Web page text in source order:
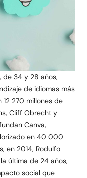
de 34 y 28 años,
de idiomas más
270 millones de
Cliff Obrecht y
Canva,
en 40 000
en 2014, Rodulfo
última de 24 años,
social que